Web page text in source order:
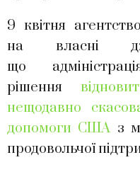
9 квітня
на власні
що
рішення
нещодавно
допомоги СШАз
продовольчої